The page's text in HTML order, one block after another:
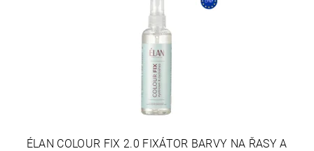
ÉLAN COLOUR FIX 2.0 FIXÁTOR BARVY NA ŘASY A